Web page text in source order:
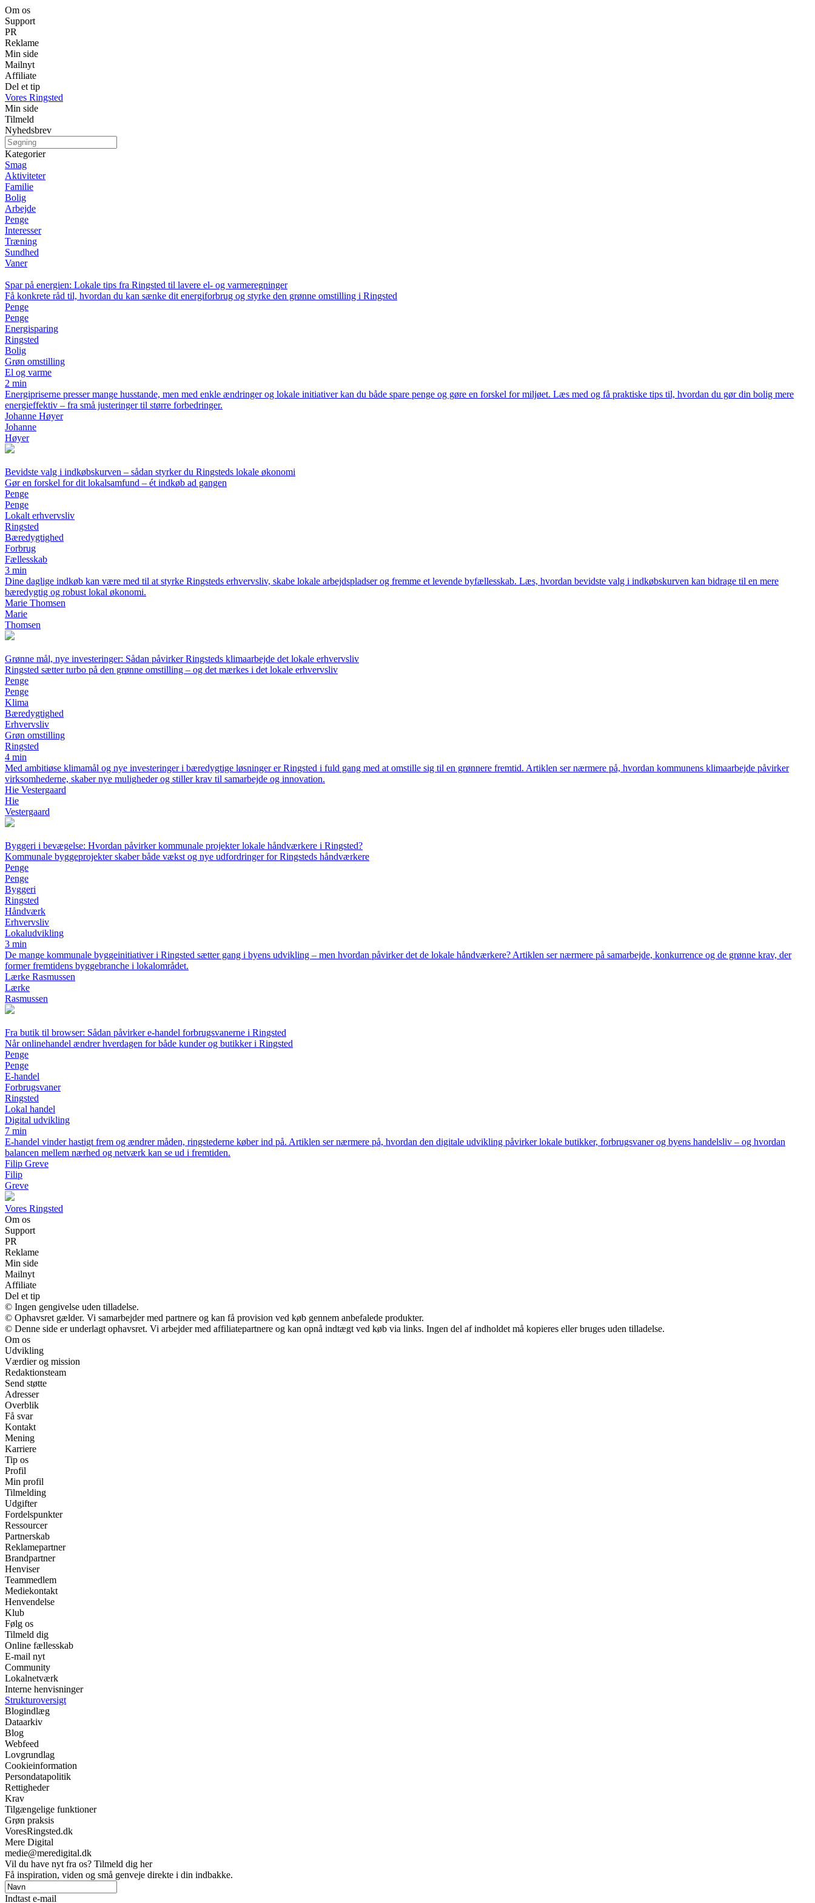
Om os
Support
PR
Reklame
Min side
Mailnyt
Affiliate
Del et tip
Vores Ringsted
Min side
Tilmeld
Nyhedsbrev
Kategorier
Smag
Aktiviteter
Familie
Bolig
Arbejde
Penge
Interesser
Træning
Sundhed
Vaner
Spar på energien: Lokale tips fra Ringsted til lavere el- og varmeregninger
Få konkrete råd til, hvordan du kan sænke dit energiforbrug og styrke den grønne omstilling i Ringsted
Penge
Penge
Energisparing
Ringsted
Bolig
Grøn omstilling
El og varme
2 min
Energipriserne presser mange husstande, men med enkle ændringer og lokale initiativer kan du både spare penge og gøre en forskel for miljøet. Læs med og få praktiske tips til, hvordan du gør din bolig mere
energieffektiv – fra små justeringer til større forbedringer.
Johanne Høyer
Johanne
Høyer
Bevidste valg i indkøbskurven – sådan styrker du Ringsteds lokale økonomi
Gør en forskel for dit lokalsamfund – ét indkøb ad gangen
Penge
Penge
Lokalt erhvervsliv
Ringsted
Bæredygtighed
Forbrug
Fællesskab
3 min
Dine daglige indkøb kan være med til at styrke Ringsteds erhvervsliv, skabe lokale arbejdspladser og fremme et levende byfællesskab. Læs, hvordan bevidste valg i indkøbskurven kan bidrage til en mere
bæredygtig og robust lokal økonomi.
Marie Thomsen
Marie
Thomsen
Grønne mål, nye investeringer: Sådan påvirker Ringsteds klimaarbejde det lokale erhvervsliv
Ringsted sætter turbo på den grønne omstilling – og det mærkes i det lokale erhvervsliv
Penge
Penge
Klima
Bæredygtighed
Erhvervsliv
Grøn omstilling
Ringsted
4 min
Med ambitiøse klimamål og nye investeringer i bæredygtige løsninger er Ringsted i fuld gang med at omstille sig til en grønnere fremtid. Artiklen ser nærmere på, hvordan kommunens klimaarbejde påvirker
virksomhederne, skaber nye muligheder og stiller krav til samarbejde og innovation.
Hie Vestergaard
Hie
Vestergaard
Byggeri i bevægelse: Hvordan påvirker kommunale projekter lokale håndværkere i Ringsted?
Kommunale byggeprojekter skaber både vækst og nye udfordringer for Ringsteds håndværkere
Penge
Penge
Byggeri
Ringsted
Håndværk
Erhvervsliv
Lokaludvikling
3 min
De mange kommunale byggeinitiativer i Ringsted sætter gang i byens udvikling – men hvordan påvirker det de lokale håndværkere? Artiklen ser nærmere på samarbejde, konkurrence og de grønne krav, der
former fremtidens byggebranche i lokalområdet.
Lærke Rasmussen
Lærke
Rasmussen
Fra butik til browser: Sådan påvirker e-handel forbrugsvanerne i Ringsted
Når onlinehandel ændrer hverdagen for både kunder og butikker i Ringsted
Penge
Penge
E-handel
Forbrugsvaner
Ringsted
Lokal handel
Digital udvikling
7 min
E-handel vinder hastigt frem og ændrer måden, ringstederne køber ind på. Artiklen ser nærmere på, hvordan den digitale udvikling påvirker lokale butikker, forbrugsvaner og byens handelsliv – og hvordan
balancen mellem nærhed og netværk kan se ud i fremtiden.
Filip Greve
Filip
Greve
Vores Ringsted
Om os
Support
PR
Reklame
Min side
Mailnyt
Affiliate
Del et tip
© Ingen gengivelse uden tilladelse.
© Ophavsret gælder. Vi samarbejder med partnere og kan få provision ved køb gennem anbefalede produkter.
© Denne side er underlagt ophavsret. Vi arbejder med affiliatepartnere og kan opnå indtægt ved køb via links. Ingen del af indholdet må kopieres eller bruges uden tilladelse.
Om os
Udvikling
Værdier og mission
Redaktionsteam
Send støtte
Adresser
Overblik
Få svar
Kontakt
Mening
Karriere
Tip os
Profil
Min profil
Tilmelding
Udgifter
Fordelspunkter
Ressourcer
Partnerskab
Reklamepartner
Brandpartner
Henviser
Teammedlem
Mediekontakt
Henvendelse
Klub
Følg os
Tilmeld dig
Online fællesskab
E-mail nyt
Community
Lokalnetværk
Interne henvisninger
Strukturoversigt
Blogindlæg
Dataarkiv
Blog
Webfeed
Lovgrundlag
Cookieinformation
Persondatapolitik
Rettigheder
Krav
Tilgængelige funktioner
Grøn praksis
VoresRingsted.dk
Mere Digital
medie@meredigital.dk
Vil du have nyt fra os? Tilmeld dig her
Få inspiration, viden og små genveje direkte i din indbakke.
Indtast e-mail